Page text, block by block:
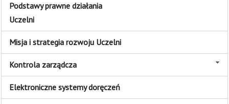
Podstawy prawne działania
Uczelni
Misja i strategia rozwoju Uczelni
Kontrola zarządcza
Elektroniczne systemy doręczeń